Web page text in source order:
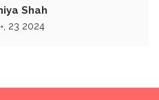
Shah
23 2024